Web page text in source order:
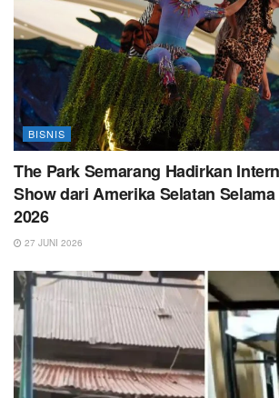
BISNIS
The Park Semarang Hadirkan
Show dari Amerika Selatan
2026
27 JUNI 2026